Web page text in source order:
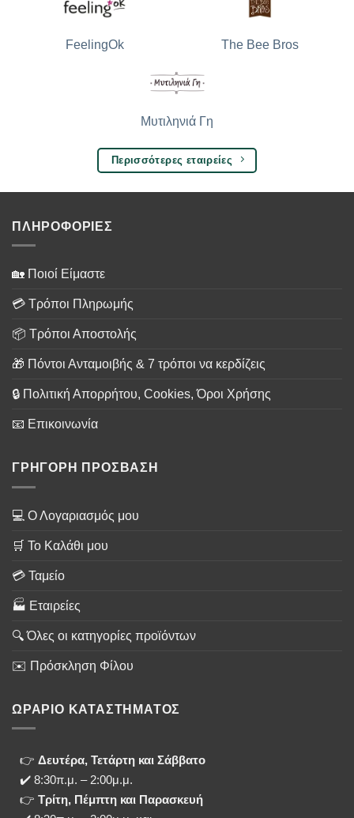
FeelingOk The Bee Bros
Μυτιληνιά Γη
Περισσότερες εταιρείες
ΠΛΗΡΟΦΟΡΙΕΣ
🏡 Ποιοί Είμαστε
💳 Τρόποι Πληρωμής
📦 Τρόποι Αποστολής
🎁 Πόντοι Ανταμοιβής & 7 τρόποι να κερδίζεις
🔒 Πολιτική Απορρήτου, Cookies, Όροι Χρήσης
📧 Επικοινωνία
ΓΡΗΓΟΡΗ ΠΡΟΣΒΑΣΗ
💻 Ο Λογαριασμός μου
🛒 Το Καλάθι μου
💳 Ταμείο
🏭 Εταιρείες
🔍 Όλες οι κατηγορίες προϊόντων
✉️ Πρόσκληση Φίλου
ΩΡΑΡΙΟ ΚΑΤΑΣΤΗΜΑΤΟΣ
👉 Δευτέρα, Τετάρτη και Σάββατο
✔️ 8:30π.μ. – 2:00μ.μ.
👉 Τρίτη, Πέμπτη και Παρασκευή